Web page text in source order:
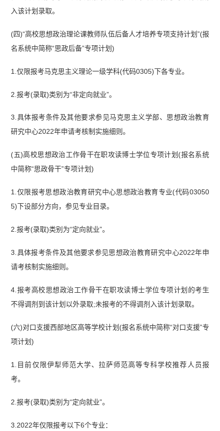
入该计划录取。
(四)“高校思想政治理论课教师队伍后备人才培养专项支持计划”(报
名系统中简称“思政后备”专项计划)
1.仅限报考马克思主义理论一级学科(代码0305)下各专业。
2.报考(录取)类别为“非定向就业”。
3.具体报考条件及其他要求参见马克思主义学部、思想政治教育
研究中心2022年申请考核制实施细则。
(五)高校思想政治工作骨干在职攻读博士学位专项计划(报名系统
中简称“思政骨干”专项计划)
1.仅限报考思想政治教育研究中心思想政治教育专业(代码03050
5)下设部分方向，参见专业目录。
2.报考(录取)类别为“定向就业”。
3.具体报考条件及其他要求参见思想政治教育研究中心2022年申
请考核制实施细则。
4.报考高校思想政治工作骨干在职攻读博士学位专项计划的考生
不得调剂到该计划以外录取;未报考的不得调剂入该计划录取。
(六)对口支援西部地区高等学校计划(报名系统中简称“对口支援”专
项计划)
1.目前仅限伊犁师范大学、拉萨师范高等专科学校推荐人员报
考。
2.报考(录取)类别为“定向就业”。
3.2022年仅限报考以下6个专业：